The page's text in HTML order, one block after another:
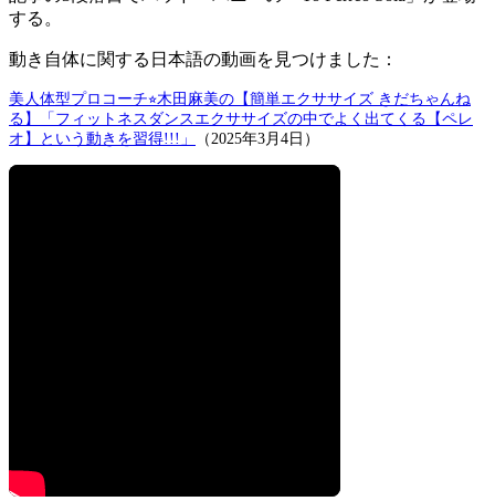
する。
動き自体に関する日本語の動画を見つけました：
美人体型プロコーチ⭐︎木田麻美の【簡単エクササイズ きだちゃんね
る】「フィットネスダンスエクササイズの中でよく出てくる【ペレ
オ】という動きを習得!!!」
（2025年3月4日）